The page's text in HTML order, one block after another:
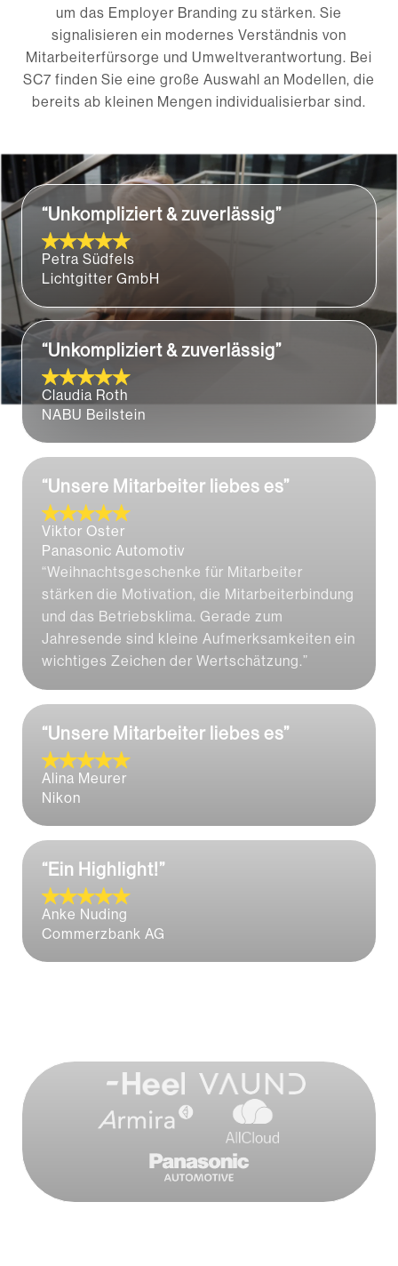
um das Employer Branding zu stärken. Sie
signalisieren ein modernes Verständnis von
Mitarbeiterfürsorge und Umweltverantwortung. Bei
SC7 finden Sie eine große Auswahl an Modellen, die
bereits ab kleinen Mengen individualisierbar sind.
“Unkompliziert & zuverlässig”
Petra Südfels
Lichtgitter GmbH
“Unkompliziert & zuverlässig”
Claudia Roth
NABU Beilstein
“Unsere Mitarbeiter liebes es”
Viktor Oster
Panasonic Automotiv
“Weihnachtsgeschenke für Mitarbeiter
stärken die Motivation, die Mitarbeiterbindung
und das Betriebsklima. Gerade zum
Jahresende sind kleine Aufmerksamkeiten ein
wichtiges Zeichen der Wertschätzung.”
“Unsere Mitarbeiter liebes es”
Alina Meurer
Nikon
“Ein Highlight!”
Anke Nuding
Commerzbank AG